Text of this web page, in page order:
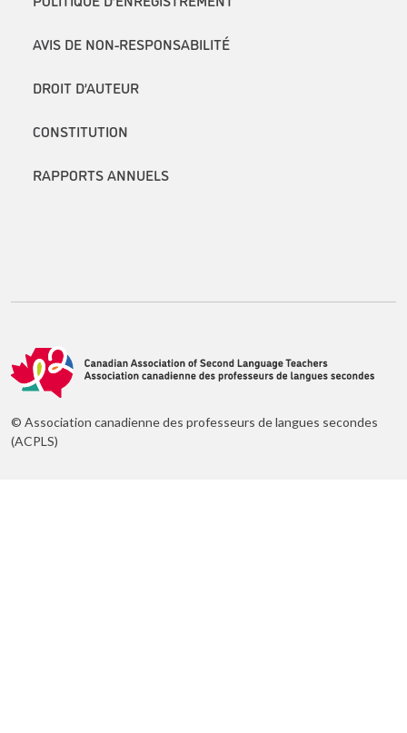
AVIS DE NON-RESPONSABILITÉ
DROIT D’AUTEUR
CONSTITUTION
RAPPORTS ANNUELS
© Association canadienne des professeurs de langues secondes
(ACPLS)